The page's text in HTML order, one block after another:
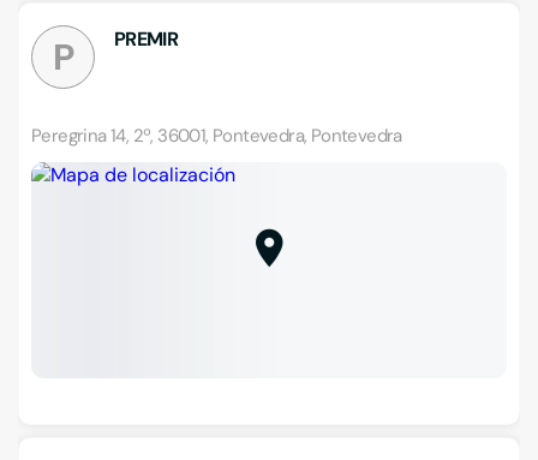
P PREMIR
Peregrina 14, 2º, 36001, Pontevedra, Pontevedra